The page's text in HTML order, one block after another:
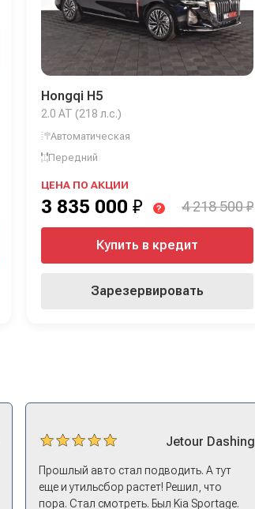
Hongqi H5
2.0 AT (218 л.с.)
Автоматическая
Передний
ЦЕНА ПО АКЦИИ
3 835 000 ₽ ? 4 218 500 ₽
Купить в кредит
Зарезервировать
Jetour Dashing
Прошлый авто стал подводить. А тут
еще и утильсбор растет! Решил, что
пора. Стал смотреть. Был Kia Sportage.